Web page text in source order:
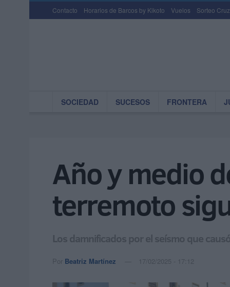
Contacto Horarios de Barcos by Kikoto Vuelos Sorteo
SOCIEDAD SUCESOS FRONTERA
Año y medio
terremoto
Los damnificados por el seísmo que
Por Beatriz Martínez 17/02/2025 - 17:12